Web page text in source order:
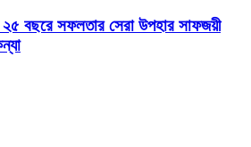
২৫ বছরে সফলতার সেরা উপহার সাফজয়ী